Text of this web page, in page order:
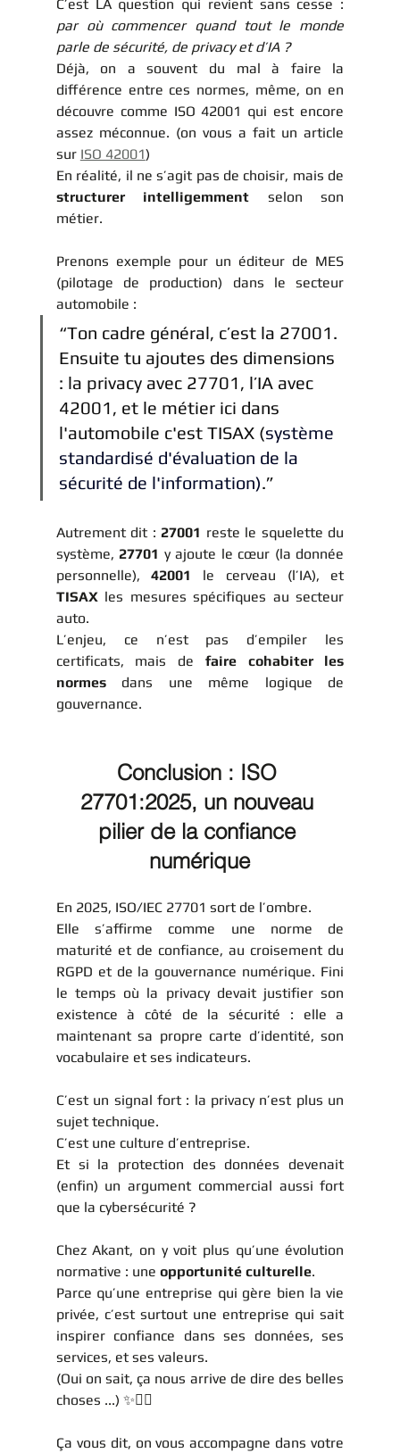
par où commencer quand tout le monde
parle de sécurité, de privacy et d’IA ?
Déjà, on a souvent du mal à faire la
différence entre ces normes, même, on en
découvre comme ISO 42001 qui est encore
assez méconnue. (on vous a fait un article
sur ISO 42001)
structurer intelligemment selon son
métier.
Prenons exemple pour un éditeur de MES
(pilotage de production) dans le secteur
automobile :
“Ton cadre général, c’est la 27001.
Ensuite tu ajoutes des dimensions
: la privacy avec 27701, l’IA avec
42001, et le métier ici dans
l'automobile c'est TISAX (système
standardisé d'évaluation de la
sécurité de l'information).”
Autrement dit : 27001 reste le squelette du
système, 27701 y ajoute le cœur (la donnée
personnelle), 42001
TISAX les mesures spécifiques au secteur
auto.
L’enjeu, ce n’est pas d’empiler les
certificats, mais de faire cohabiter les
normes dans une même logique de
gouvernance.
Conclusion : ISO
27701:2025, un nouveau
pilier de la confiance
numérique
En 2025, ISO/IEC 27701 sort de l’ombre.
Elle s’affirme comme une norme de
maturité et de confiance, au croisement du
RGPD et de la gouvernance numérique. Fini
le temps où la privacy devait justifier son
existence à côté de la sécurité : elle a
maintenant sa propre carte d’identité, son
vocabulaire et ses indicateurs.
C’est un signal fort : la privacy n’est plus un
sujet technique.
C’est une culture d’entreprise.
Et si la protection des données devenait
(enfin) un argument commercial aussi fort
que la cybersécurité ?
Chez Akant, on y voit plus qu’une évolution
normative : une opportunité culturelle.
Parce qu’une entreprise qui gère bien la vie
privée, c’est surtout une entreprise qui sait
inspirer confiance dans ses données, ses
services, et ses valeurs.
(Oui on sait, ça nous arrive de dire des belles
choses ...) ✨💁‍♀️
Ça vous dit, on vous accompagne dans votre